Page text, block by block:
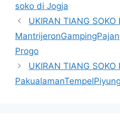
soko di Jogja
UKIRAN TIANG SOKO
Progo
UKIRAN TIANG SOKO